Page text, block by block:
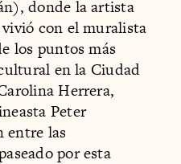
donde la artista
con el muralista
los puntos más
en la Ciudad
Herrera,
Peter
entre las
por esta